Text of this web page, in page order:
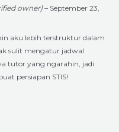
owner)– September 23,
aku lebih terstruktur dalam
sulit mengatur jadwal
tutor yang ngarahin, jadi
persiapan STIS!